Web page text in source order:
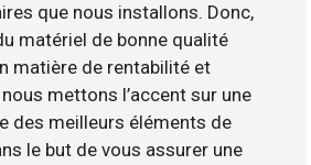
que nous installons. Donc,
matériel de bonne qualité
matière de rentabilité et
nous mettons l’accent sur une
des meilleurs éléments de
le but de vous assurer une